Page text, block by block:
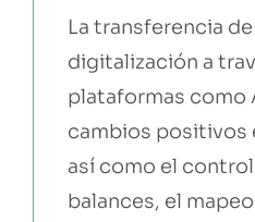
La transferencia
digitalización a
plataformas como
cambios positivos
así como el
balances, el